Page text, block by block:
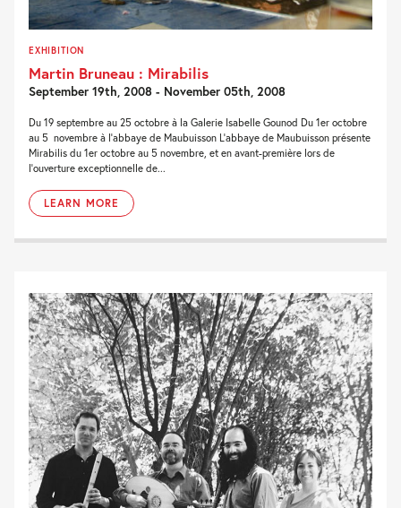
EXHIBITION
Martin Bruneau : Mirabilis
September 19th, 2008 - November 05th, 2008
Du 19 septembre au 25 octobre à la Galerie Isabelle Gounod Du 1er octobre
au 5 novembre à l’abbaye de Maubuisson L’abbaye de Maubuisson présente
Mirabilis du 1er octobre au 5 novembre, et en avant-première lors de
l’ouverture exceptionnelle de...
LEARN MORE